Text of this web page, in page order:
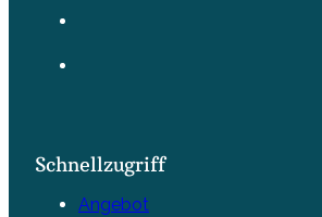
Schnellzugriff
Angebot